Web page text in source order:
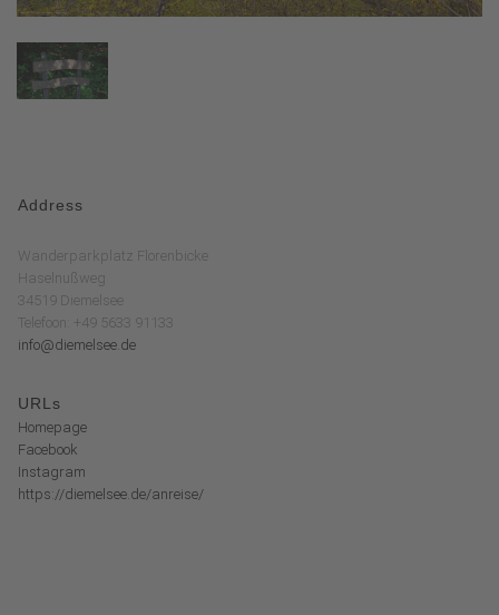
Address
Wanderparkplatz Florenbicke
Haselnußweg
34519 Diemelsee
Telefoon: +49 5633 91133
info@diemelsee.de
URLs
Homepage
Facebook
Instagram
https://diemelsee.de/anreise/